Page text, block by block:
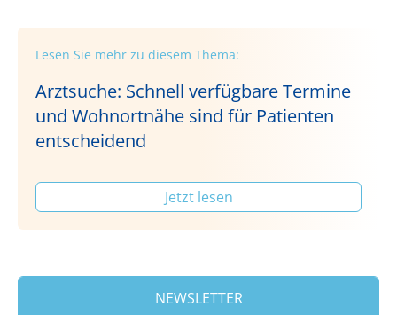
Lesen Sie mehr zu diesem Thema:
Arztsuche: Schnell verfügbare Termine
und Wohnortnähe sind für Patienten
entscheidend
Jetzt lesen
NEWSLETTER